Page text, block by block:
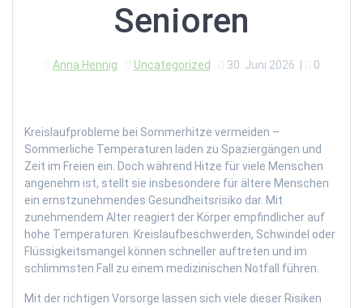
Senioren
Anna Hennig Uncategorized 30. Juni 2026 0
Kreislaufprobleme bei Sommerhitze vermeiden –
Sommerliche Temperaturen laden zu Spaziergängen und
Zeit im Freien ein. Doch während Hitze für viele Menschen
angenehm ist, stellt sie insbesondere für ältere Menschen
ein ernstzunehmendes Gesundheitsrisiko dar. Mit
zunehmendem Alter reagiert der Körper empfindlicher auf
hohe Temperaturen. Kreislaufbeschwerden, Schwindel oder
Flüssigkeitsmangel können schneller auftreten und im
schlimmsten Fall zu einem medizinischen Notfall führen.
Mit der richtigen Vorsorge lassen sich viele dieser Risiken